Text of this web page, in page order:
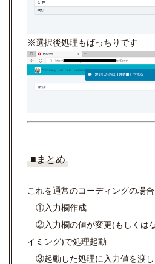
※選択後処理もばっちりです
■まとめ
これを通常のコーディングの場合
①入力欄作成
②入力欄の値が変更(もしくは
イミング)で処理起動
③起動した処理に入力値を渡し